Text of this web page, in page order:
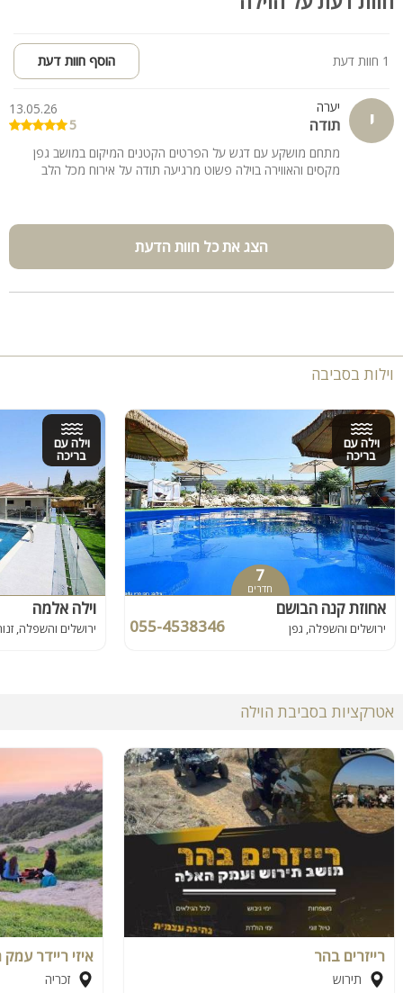
1 חוות דעת הוסף חוות דעת
י יערה
תודה
13.05.26
5
מתחם מושקע עם דגש על הפרטים הקטנים המיקום במושב גפן
מקסים והאווירה בוילה פשוט מרגיעה תודה על אירוח מכל הלב
הצג את כל חוות הדעת
וילות בסביבה
וילה עם
בריכה
7
חדרים
אחוזת קנה הבושם
ירושלים והשפלה, גפן 055-4538346
וילה עם
בריכה
וילה אלמה
ירושלים והשפלה,
אטרקציות בסביבת הוילה
רייזרים בהר
תירוש
איזי ריידר
זכריה